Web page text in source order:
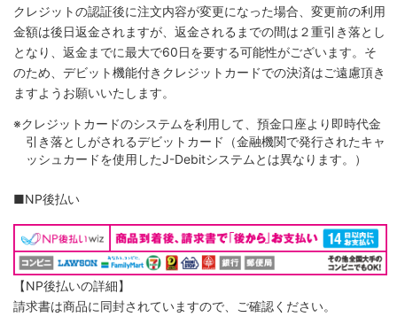
クレジットの認証後に注文内容が変更になった場合、変更前の利用
金額は後日返金されますが、返金されるまでの間は２重引き落とし
となり、返金までに最大で60日を要する可能性がございます。そ
のため、デビット機能付きクレジットカードでの決済はご遠慮頂き
ますようお願いいたします。
※クレジットカードのシステムを利用して、預金口座より即時代金
引き落としがされるデビットカード（金融機関で発行されたキャ
ッシュカードを使用したJ-Debitシステムとは異なります。）
■NP後払い
【NP後払いの詳細】
請求書は商品に同封されていますので、ご確認ください。